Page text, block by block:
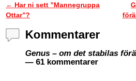
Inläggsnavigering
← Har ni sett ”Mannegruppa
Ottar”?
Kommentarer
Genus – om det stabilas
— 61 kommentarer